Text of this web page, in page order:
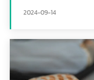
2024-09-14